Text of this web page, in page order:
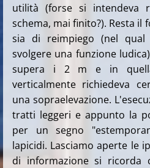
utilità (forse si intendeva
schema, mai finito?). Resta il
sia di reimpiego (nel qual
svolgere una funzione
supera i 2 m e in
verticalmente richiedeva
una sopraelevazione.
tratti leggeri e appunto la
per un segno
lapicidi. Lasciamo aperte le
di informazione si ricorda